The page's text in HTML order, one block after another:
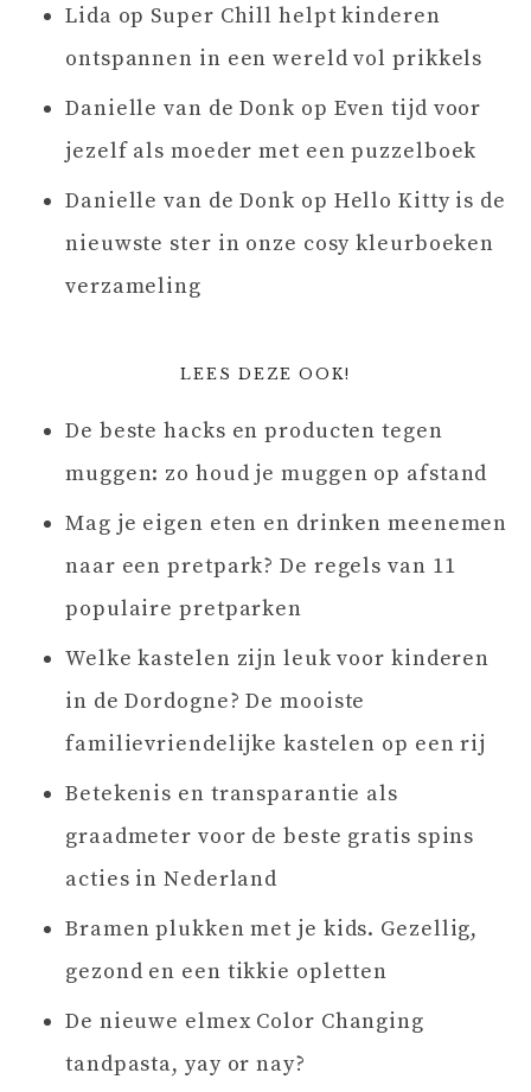
Lida op Super Chill helpt kinderen
ontspannen in een wereld vol prikkels
Danielle van de Donk op Even tijd voor
jezelf als moeder met een puzzelboek
Danielle van de Donk op Hello Kitty is de
nieuwste ster in onze cosy kleurboeken
verzameling
LEES DEZE OOK!
De beste hacks en producten tegen
muggen: zo houd je muggen op afstand
Mag je eigen eten en drinken meenemen
naar een pretpark? De regels van 11
populaire pretparken
Welke kastelen zijn leuk voor kinderen
in de Dordogne? De mooiste
familievriendelijke kastelen op een rij
Betekenis en transparantie als
graadmeter voor de beste gratis spins
acties in Nederland
Bramen plukken met je kids. Gezellig,
gezond en een tikkie opletten
De nieuwe elmex Color Changing
tandpasta, yay or nay?